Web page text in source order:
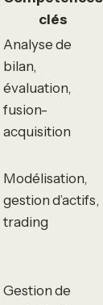
clés
Analyse de
bilan,
évaluation,
fusion-
acquisition
Modélisation,
gestion d’actifs,
trading
Gestion de